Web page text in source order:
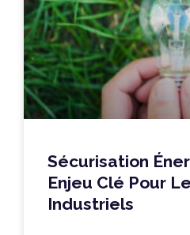
Sécurisation
Enjeu Clé Pour
Industriels